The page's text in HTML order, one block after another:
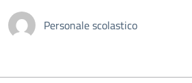
Personale scolastico